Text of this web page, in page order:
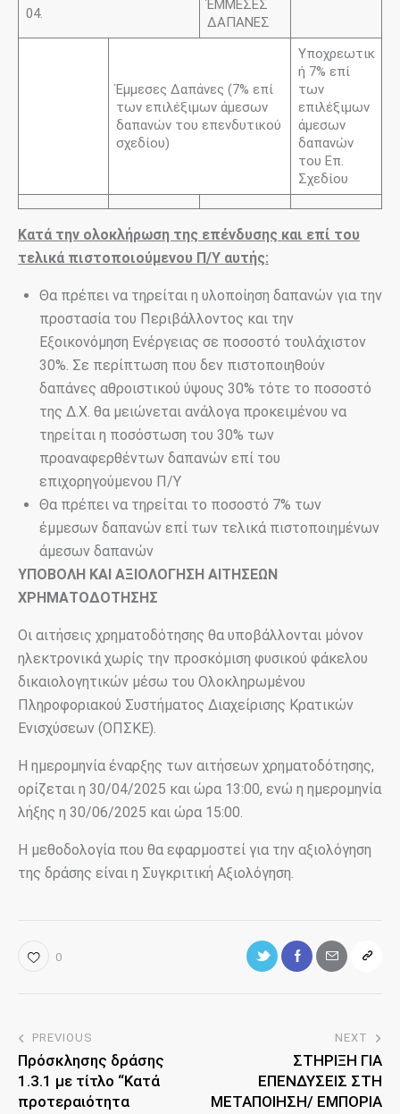
04.
ΈΜΜΕΣΕΣ
ΔΑΠΑΝΕΣ
Έμμεσες Δαπάνες (7% επί
των επιλέξιμων άμεσων
δαπανών του επενδυτικού
σχεδίου)
Υποχρεωτικ
ή 7% επί
των
επιλέξιμων
άμεσων
δαπανών
του Επ.
Σχεδίου
Κατά την ολοκλήρωση της επένδυσης και επί του
τελικά πιστοποιούμενου Π/Υ αυτής:
Θα πρέπει να τηρείται η υλοποίηση δαπανών για την
προστασία του Περιβάλλοντος και την
Εξοικονόμηση Ενέργειας σε ποσοστό τουλάχιστον
30%. Σε περίπτωση που δεν πιστοποιηθούν
δαπάνες αθροιστικού ύψους 30% τότε το ποσοστό
της Δ.Χ. θα μειώνεται ανάλογα προκειμένου να
τηρείται η ποσόστωση του 30% των
προαναφερθέντων δαπανών επί του
επιχορηγούμενου Π/Υ
Θα πρέπει να τηρείται το ποσοστό 7% των
έμμεσων δαπανών επί των τελικά πιστοποιημένων
άμεσων δαπανών
ΥΠΟΒΟΛΗ ΚΑΙ ΑΞΙΟΛΟΓΗΣΗ ΑΙΤΗΣΕΩΝ
ΧΡΗΜΑΤΟΔΟΤΗΣΗΣ
Οι αιτήσεις χρηματοδότησης θα υποβάλλονται μόνον
ηλεκτρονικά χωρίς την προσκόμιση φυσικού φάκελου
δικαιολογητικών μέσω του Ολοκληρωμένου
Πληροφοριακού Συστήματος Διαχείρισης Κρατικών
Ενισχύσεων (ΟΠΣΚΕ).
Η ημερομηνία έναρξης των αιτήσεων χρηματοδότησης,
ορίζεται η 30/04/2025 και ώρα 13:00, ενώ η ημερομηνία
λήξης η 30/06/2025 και ώρα 15:00.
Η μεθοδολογία που θα εφαρμοστεί για την αξιολόγηση
της δράσης είναι η Συγκριτική Αξιολόγηση.
0
PREVIOUS
Πρόσκλησης δράσης
1.3.1 με τίτλο “Κατά
προτεραιότητα
NEXT
ΣΤΗΡΙΞΗ ΓΙΑ
ΕΠΕΝΔΥΣΕΙΣ ΣΤΗ
ΜΕΤΑΠΟΙΗΣΗ/ ΕΜΠΟΡΙΑ